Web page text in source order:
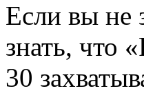
Если вы не
знать, что
30